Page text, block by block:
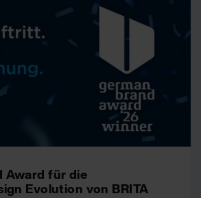
Award für die
Evolution von BRITA